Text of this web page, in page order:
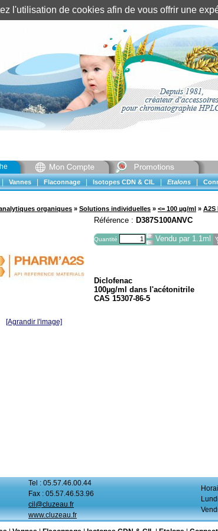
Vannes Flaconnage Isotopes CDN & CIL Etalons
organiques » Solutions individuelles » <= 100 µg/ml » A2S
[Agrandir l'image]
Référence : D387S100ANVC
Quantité Vendu par 1.1ml
Diclofenac
100µg/ml dans l'acétonitrile
CAS 15307-86-5
Tel : 05.57.46.00.44
Fax : 05.57.46.53.96
cil@cluzeau.fr
www.cluzeau.fr
l'utilisation de cookies afin de vous offrir une